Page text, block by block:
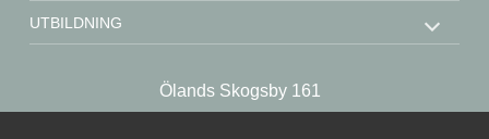
Ölands Skogsby 161
UTBILDNING
KONTAKT